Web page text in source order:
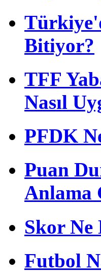
Bitiyor?
TFF
Nasıl
PFDK
Puan
Anlama
Skor Ne
Futbol